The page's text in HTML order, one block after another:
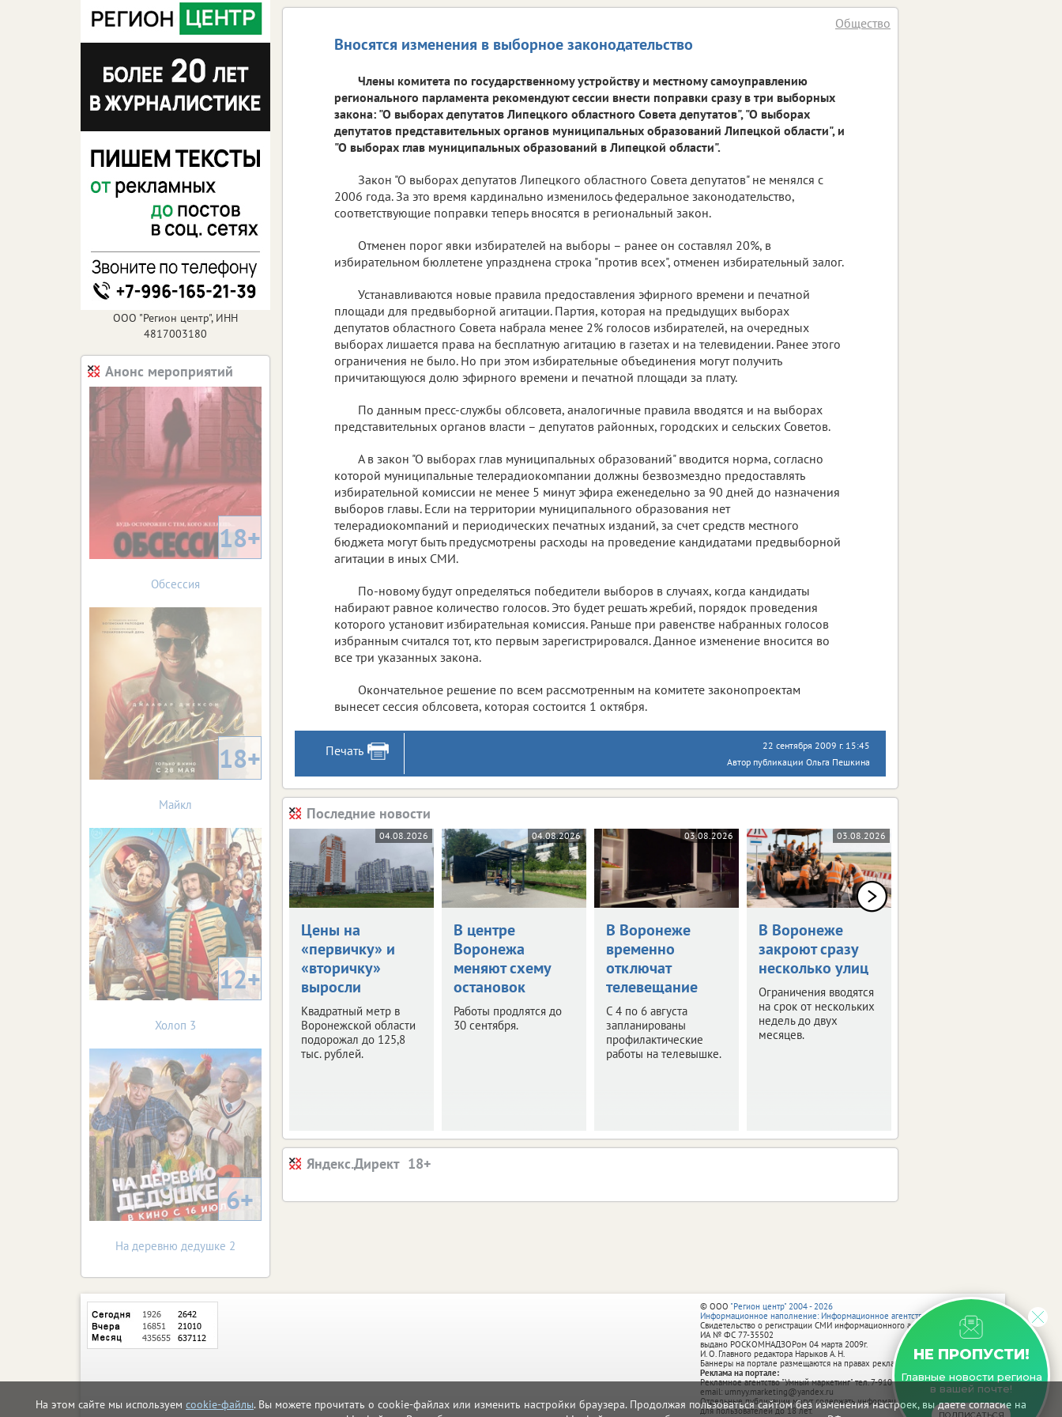
На этом сайте мы используем cookie-файлы. Вы можете прочитать о cookie-файлах или изменить настройки браузера. Продолжая пользоваться сайтом без изменения настроек, вы даете согласие на
Вносятся изменения в выборное законодательство
Общество
Члены комитета по государственному устройству и местному самоуправлению
регионального парламента рекомендуют сессии внести поправки сразу в три выборных
закона: "О выборах депутатов Липецкого областного Совета депутатов", "О выборах
депутатов представительных органов муниципальных образований Липецкой области", и
"О выборах глав муниципальных образований в Липецкой области".
Закон "О выборах депутатов Липецкого областного Совета депутатов" не менялся с
2006 года. За это время кардинально изменилось федеральное законодательство,
соответствующие поправки теперь вносятся в региональный закон.
Отменен порог явки избирателей на выборы – ранее он составлял 20%, в
избирательном бюллетене упразднена строка "против всех", отменен избирательный залог.
Устанавливаются новые правила предоставления эфирного времени и печатной
площади для предвыборной агитации. Партия, которая на предыдущих выборах
депутатов областного Совета набрала менее 2% голосов избирателей, на очередных
выборах лишается права на бесплатную агитацию в газетах и на телевидении. Ранее этого
ограничения не было. Но при этом избирательные объединения могут получить
причитающуюся долю эфирного времени и печатной площади за плату.
По данным пресс-службы облсовета, аналогичные правила вводятся и на выборах
представительных органов власти – депутатов районных, городских и сельских Советов.
А в закон "О выборах глав муниципальных образований" вводится норма, согласно
которой муниципальные телерадиокомпании должны безвозмездно предоставлять
избирательной комиссии не менее 5 минут эфира еженедельно за 90 дней до назначения
выборов главы. Если на территории муниципального образования нет
телерадиокомпаний и периодических печатных изданий, за счет средств местного
бюджета могут быть предусмотрены расходы на проведение кандидатами предвыборной
агитации в иных СМИ.
По-новому будут определяться победители выборов в случаях, когда кандидаты
набирают равное количество голосов. Это будет решать жребий, порядок проведения
которого установит избирательная комиссия. Раньше при равенстве набранных голосов
избранным считался тот, кто первым зарегистрировался. Данное изменение вносится во
все три указанных закона.
Окончательное решение по всем рассмотренным на комитете законопроектам
вынесет сессия облсовета, которая состоится 1 октября.
Печать
22 сентября 2009 г. 15:45
Автор публикации Ольга Пешкина
Последние новости
04.08.2026
Цены на
«первичку» и
«вторичку»
выросли
Квадратный метр в
Воронежской области
подорожал до 125,8
тыс. рублей.
04.08.2026
В центре
Воронежа
меняют схему
остановок
Работы продлятся до
30 сентября.
03.08.2026
В Воронеже
временно
отключат
телевещание
С 4 по 6 августа
запланированы
профилактические
работы на телевышке.
03.08.2026
В Воронеже
закроют сразу
несколько улиц
Ограничения вводятся
на срок от нескольких
недель до двух
месяцев.
Яндекс.Директ
ООО "Регион центр", ИНН
4817003180
Анонс мероприятий
18+
Обсессия
18+
Майкл
12+
Холоп 3
6+
На деревню дедушке 2
НЕ ПРОПУСТИ!
Главные новости региона
в вашей почте!
© ООО "Регион центр" 2004 - 2026
Информационное наполнение: Информационное агентство vRossii.ru
Свидетельство о регистрации СМИ информационного агентства vRossii.ru
ИА № ФС 77‑35502
выдано РОСКОМНАДЗОРом 04 марта 2009г.
И. О. Главного редактора Нарыков А. Н.
Баннеры на портале размещаются на правах рекламы.
Реклама на портале:
Рекламное агентство "Умный маркетинг" тел. 7-910-267-70-40,
email: umnyy.marketing@yandex.ru
Отдельные публикации могут содержать информацию, не предназначенную
для пользователей до 18 лет.